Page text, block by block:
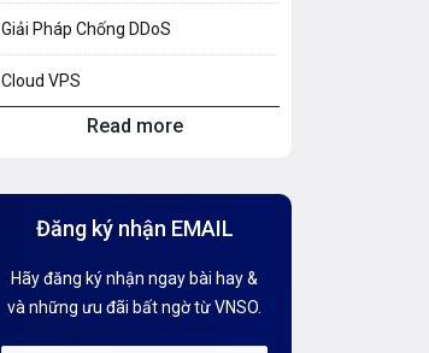
Giải Pháp Chống DDoS
Cloud VPS
Hosting Knowledge
Hướng dẫn Tên miền
Kiến thức AI
Read more
Đăng ký nhận EMAIL
Hãy đăng ký nhận ngay bài hay &
và những ưu đãi bất ngờ từ VNSO.